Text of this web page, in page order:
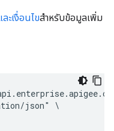
ะเงื่อนไขสำหรับข้อมูลเพิ่ม
json" \